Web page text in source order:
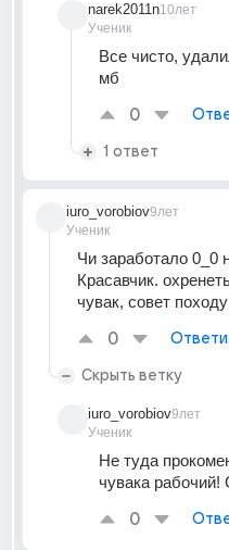
narek2011n
Ученик
10лет
Все чисто,
мб
0
1 ответ
iuro_vorobiov
Ученик
9лет
Чи заработало 0_0
Красавчик.
чувак, совет
0
Скрыть ветку
iuro_vorobiov
Ученик
9лет
Не туда
чувака рабочий!
0